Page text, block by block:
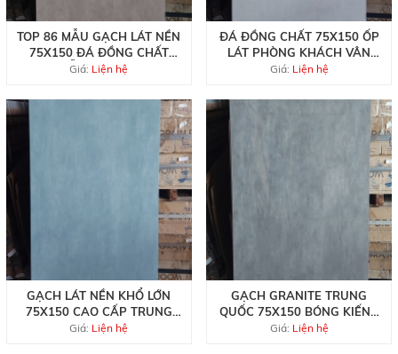
TOP 86 MẪU GẠCH LÁT NỀN
75X150 ĐÁ ĐỒNG CHẤT
MẪU MỚI ĐẸP
Giá: Liện hệ
ĐÁ ĐỒNG CHẤT 75X150 ỐP
LÁT PHÒNG KHÁCH VÂN
VÀNG NHẠT
Giá: Liện hệ
GẠCH LÁT NỀN KHỔ LỚN
75X150 CAO CẤP TRUNG
QUỐC
Giá: Liện hệ
GẠCH GRANITE TRUNG
QUỐC 75X150 BÓNG KIẾNG
CAO CẤP
Giá: Liện hệ